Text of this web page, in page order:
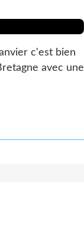
c'est bien
avec une